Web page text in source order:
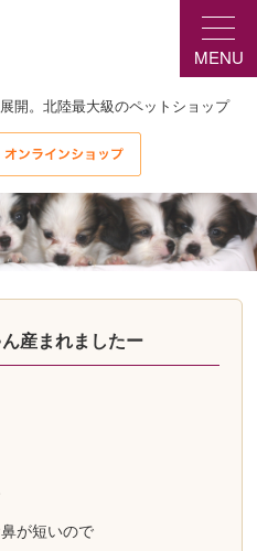
MENU
開。北陸最大級のペットショップ
産まれましたー
が短いので